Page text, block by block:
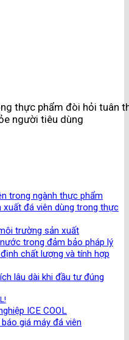
thực phẩm đòi hỏi tuân
người tiêu dùng
trong ngành thực phẩm
xuất đá viên dùng trong thực
trường sản xuất
trong đảm bảo pháp lý
chất lượng và tính hợp
lâu dài khi đầu tư đúng
ICE COOL
giá máy đá viên